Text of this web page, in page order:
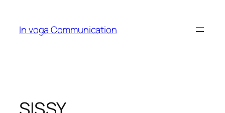
content
In voga Communication